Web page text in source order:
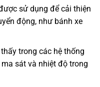
sử dụng để cải thiện
động, như bánh xe
trong các hệ thống
sát và nhiệt độ trong